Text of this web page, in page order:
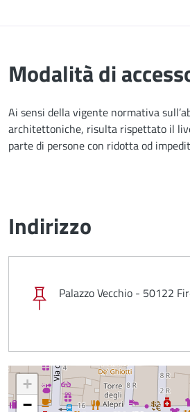
Modalità di
Ai sensi della vigente normativa
architettoniche, risulta rispettato il
parte di persone con ridotta od
Indirizzo
Palazzo Vecchio - 50122
+
−